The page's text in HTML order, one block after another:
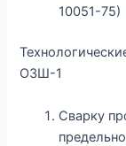
10051-75)
ОЗШ-1
Сварку